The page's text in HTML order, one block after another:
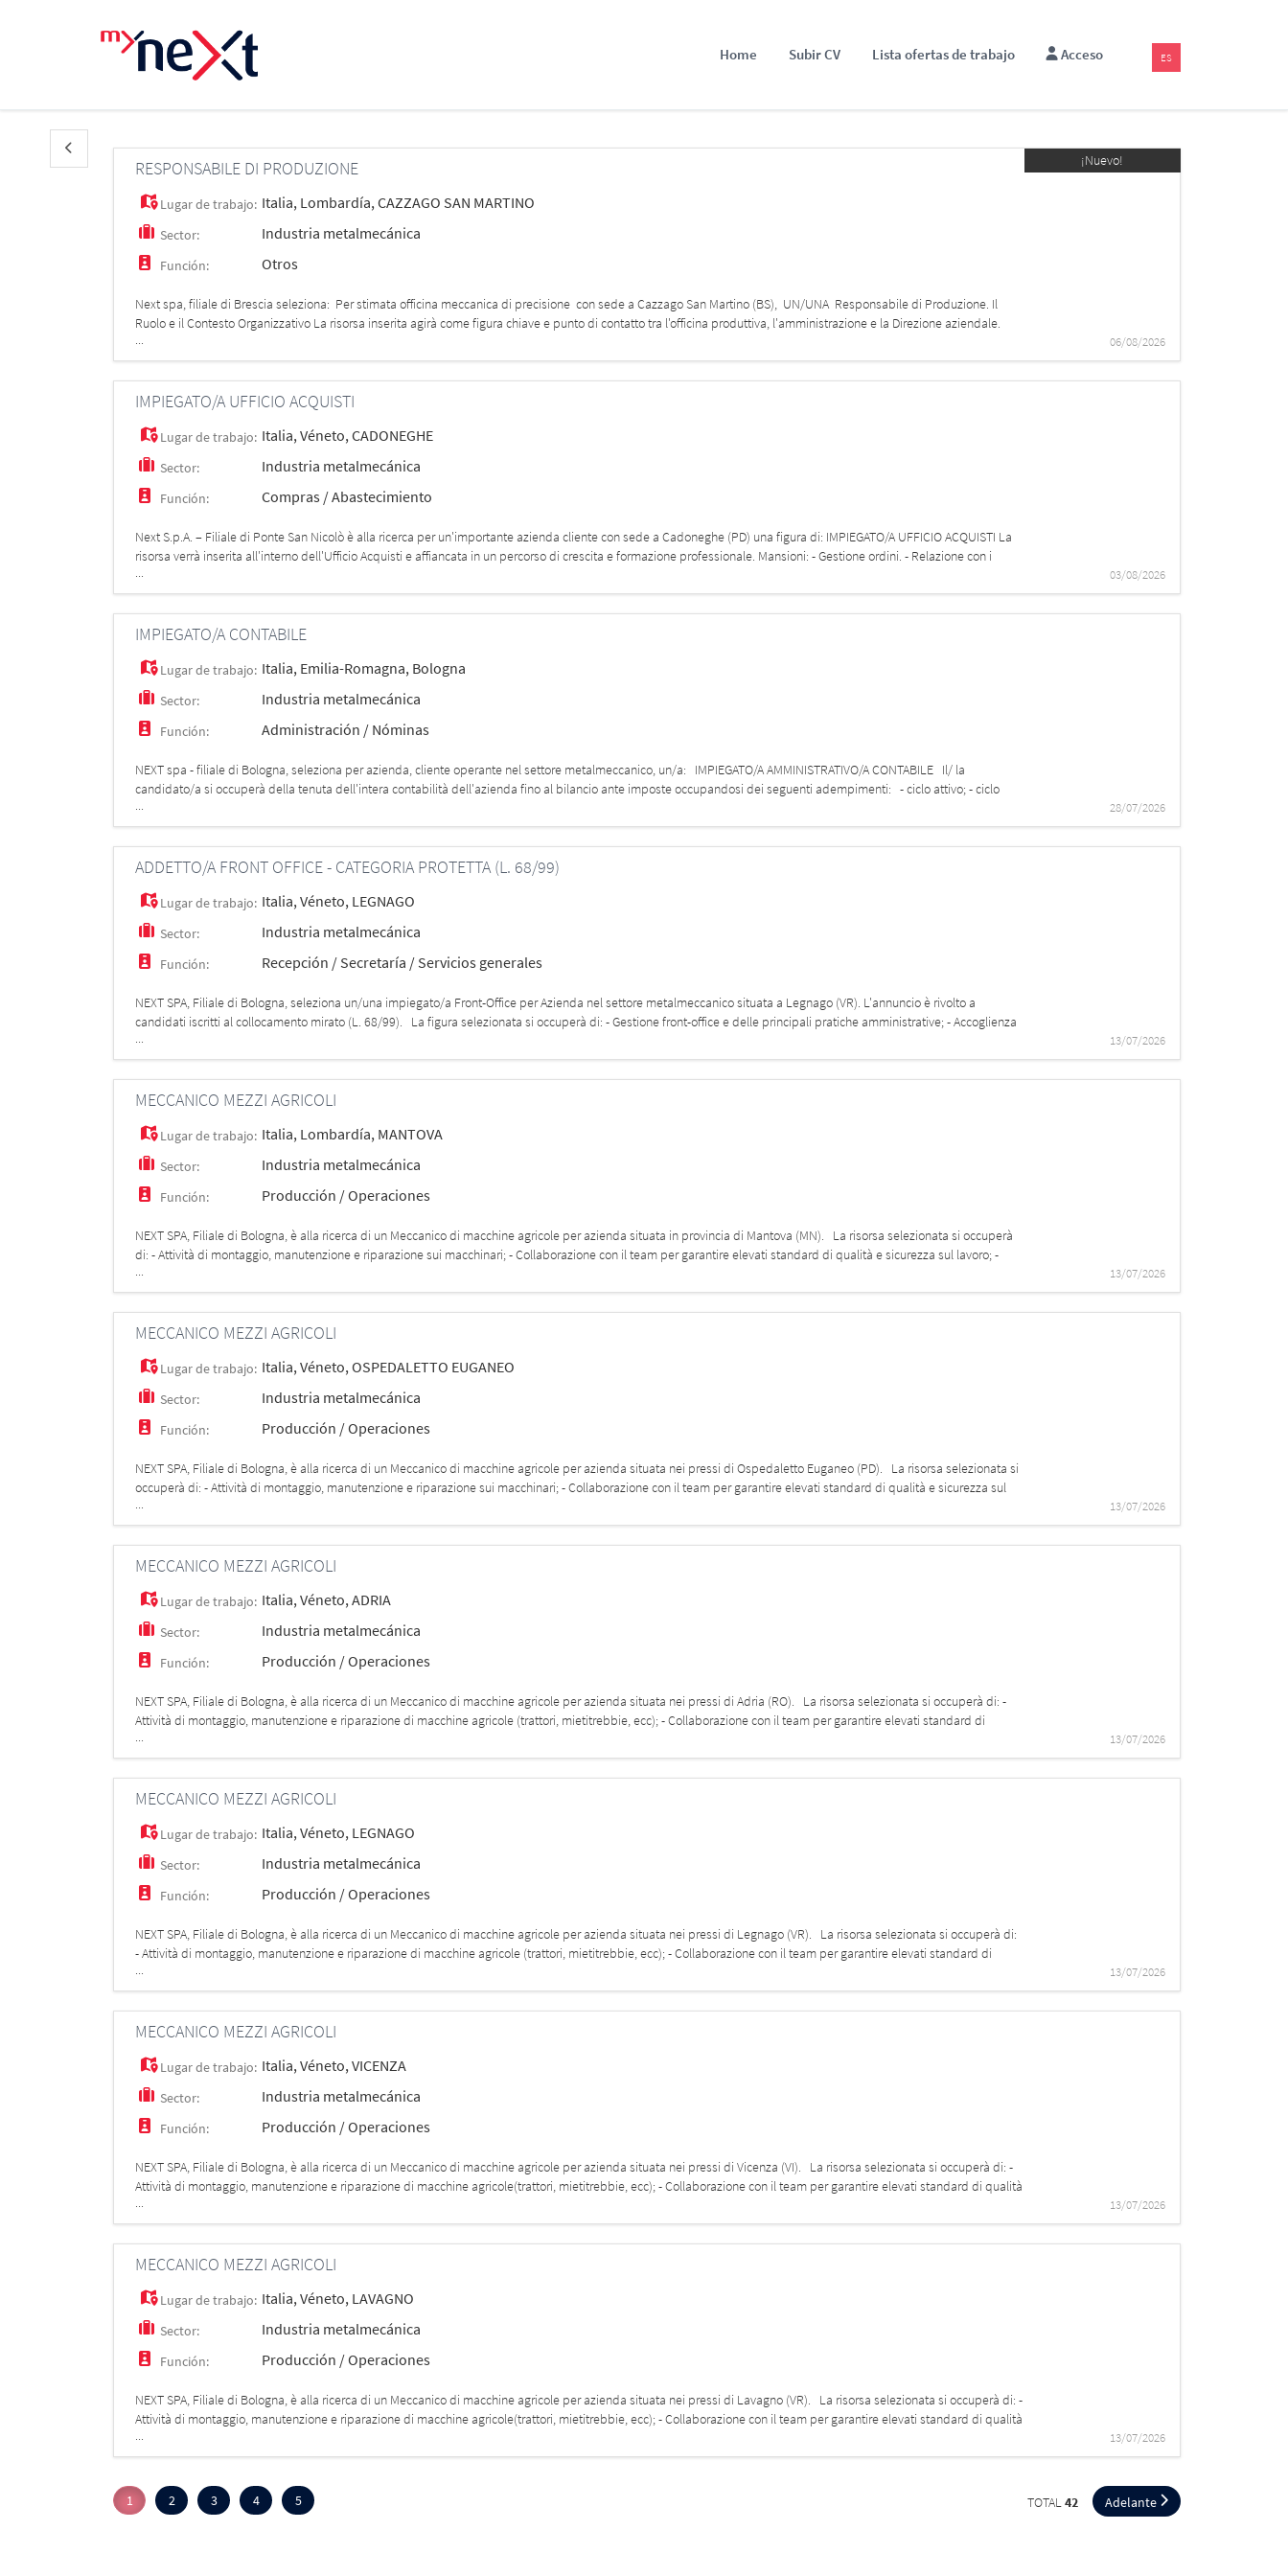
Home Subir CV Lista ofertas de trabajo Acceso ES
RESPONSABILE DI PRODUZIONE
Lugar de trabajo: Italia, Lombardía,CAZZAGO SAN MARTINO
Sector: Industria metalmecánica
Función: Otros
Next spa, filiale di Brescia seleziona: Per stimata officina meccanica di precisione con sede a Cazzago San Martino (BS), UN/UNA Responsabile di Produzione. Il
Ruolo e il Contesto Organizzativo La risorsa inserita agirà come figura chiave e punto di contatto tra l'officina produttiva, l'amministrazione e la Direzione aziendale.
Lavorerà in
...
¡Nuevo!
06/08/2026
IMPIEGATO/A UFFICIO ACQUISTI
Lugar de trabajo: Italia,Véneto,CADONEGHE
Sector: Industria metalmecánica
Función: Compras / Abastecimiento
Next S.p.A. – Filiale di Ponte San Nicolò è alla ricerca per un'importante azienda cliente con sede a Cadoneghe (PD) una figura di: IMPIEGATO/A UFFICIO ACQUISTI La
risorsa verrà inserita all'interno dell'Ufficio Acquisti e affiancata in un percorso di crescita e formazione professionale. Mansioni: - Gestione ordini. - Relazione con i
fornitori.
... 03/08/2026
IMPIEGATO/A CONTABILE
Lugar de trabajo: Italia, Emilia-Romagna, Bologna
Sector: Industria metalmecánica
Función: Administración / Nóminas
NEXT spa - filiale di Bologna, seleziona per azienda, cliente operante nel settore metalmeccanico, un/a: IMPIEGATO/A AMMINISTRATIVO/A CONTABILE Il/ la
candidato/a si occuperà della tenuta dell'intera contabilità dell'azienda fino al bilancio ante imposte occupandosi dei seguenti adempimenti: - ciclo attivo; - ciclo
passivo; - liquidazio
... 28/07/2026
ADDETTO/A FRONT OFFICE - CATEGORIA PROTETTA (L. 68/99)
Lugar de trabajo: Italia,Véneto, LEGNAGO
Sector: Industria metalmecánica
Función: Recepción / Secretaría / Servicios generales
NEXT SPA, Filiale di Bologna, seleziona un/una impiegato/a Front-Office per Azienda nel settore metalmeccanico situata a Legnago (VR). L'annuncio è rivolto a
candidati iscritti al collocamento mirato (L. 68/99). La figura selezionata si occuperà di: - Gestione front-office e delle principali pratiche amministrative; - Accoglienza
clienti;
... 13/07/2026
MECCANICO MEZZI AGRICOLI
Lugar de trabajo: Italia, Lombardía, MANTOVA
Sector: Industria metalmecánica
Función: Producción / Operaciones
NEXT SPA, Filiale di Bologna, è alla ricerca di un Meccanico di macchine agricole per azienda situata in provincia di Mantova (MN). La risorsa selezionata si occuperà
di: - Attività di montaggio, manutenzione e riparazione sui macchinari; - Collaborazione con il team per garantire elevati standard di qualità e sicurezza sul lavoro; -
Capaci
... 13/07/2026
MECCANICO MEZZI AGRICOLI
Lugar de trabajo: Italia,Véneto,OSPEDALETTO EUGANEO
Sector: Industria metalmecánica
Función: Producción / Operaciones
NEXT SPA, Filiale di Bologna, è alla ricerca di un Meccanico di macchine agricole per azienda situata nei pressi di Ospedaletto Euganeo (PD). La risorsa selezionata si
occuperà di: - Attività di montaggio, manutenzione e riparazione sui macchinari; - Collaborazione con il team per garantire elevati standard di qualità e sicurezza sul
lavoro;
... 13/07/2026
MECCANICO MEZZI AGRICOLI
Lugar de trabajo: Italia,Véneto,ADRIA
Sector: Industria metalmecánica
Función: Producción / Operaciones
NEXT SPA, Filiale di Bologna, è alla ricerca di un Meccanico di macchine agricole per azienda situata nei pressi di Adria (RO). La risorsa selezionata si occuperà di: -
Attività di montaggio, manutenzione e riparazione di macchine agricole (trattori, mietitrebbie, ecc); - Collaborazione con il team per garantire elevati standard di
qualità e
... 13/07/2026
MECCANICO MEZZI AGRICOLI
Lugar de trabajo: Italia,Véneto, LEGNAGO
Sector: Industria metalmecánica
Función: Producción / Operaciones
NEXT SPA, Filiale di Bologna, è alla ricerca di un Meccanico di macchine agricole per azienda situata nei pressi di Legnago (VR). La risorsa selezionata si occuperà di:
- Attività di montaggio, manutenzione e riparazione di macchine agricole (trattori, mietitrebbie, ecc); - Collaborazione con il team per garantire elevati standard di
qualità
... 13/07/2026
MECCANICO MEZZI AGRICOLI
Lugar de trabajo: Italia,Véneto,VICENZA
Sector: Industria metalmecánica
Función: Producción / Operaciones
NEXT SPA, Filiale di Bologna, è alla ricerca di un Meccanico di macchine agricole per azienda situata nei pressi di Vicenza (VI). La risorsa selezionata si occuperà di: -
Attività di montaggio, manutenzione e riparazione di macchine agricole(trattori, mietitrebbie, ecc); - Collaborazione con il team per garantire elevati standard di qualità
...
13/07/2026
MECCANICO MEZZI AGRICOLI
Lugar de trabajo: Italia,Véneto, LAVAGNO
Sector: Industria metalmecánica
Función: Producción / Operaciones
NEXT SPA, Filiale di Bologna, è alla ricerca di un Meccanico di macchine agricole per azienda situata nei pressi di Lavagno (VR). La risorsa selezionata si occuperà di: -
Attività di montaggio, manutenzione e riparazione di macchine agricole(trattori, mietitrebbie, ecc); - Collaborazione con il team per garantire elevati standard di qualità
e
... 13/07/2026
1 2 3 4 5 Adelante
TOTAL42